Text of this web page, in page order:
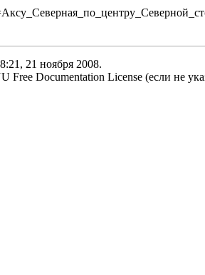
21 ноября 2008.
Free Documentation License (если не